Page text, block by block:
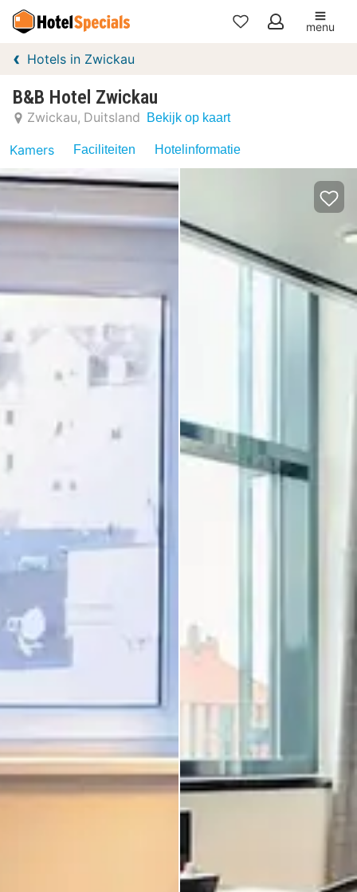
Mijn
menu
Hotels in Zwickau
B&B Hotel Zwickau
Zwickau Duitsland Bekijk op kaart
Kamers Faciliteiten Hotelinformatie